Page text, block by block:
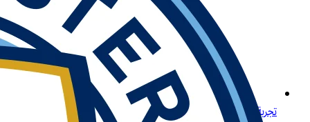
تجربة لعب مميزة لكبار اللاعبين في المنطقة في الأردن